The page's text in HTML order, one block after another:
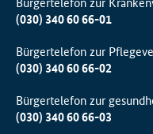
Bürgertelefon zur
(030) 340 60 66-01
Bürgertelefon zur
(030) 340 60 66-02
Bürgertelefon zur
(030) 340 60 66-03